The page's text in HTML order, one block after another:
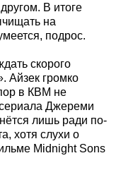
В итоге
на
подрос.
скорого
Айзек громко
в КВМ не
Джереми
лишь ради по-
хотя слухи о
Midnight Sons